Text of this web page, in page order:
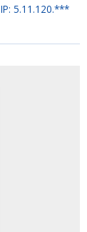
IP: 5.11.120.***